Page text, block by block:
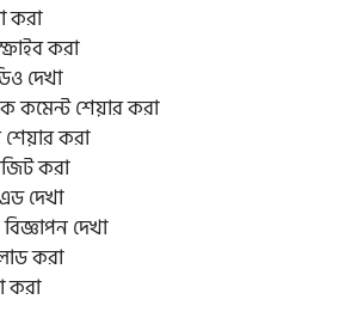
করা
করা
দেখা
কমেন্ট শেয়ার করা
করা
করা
দেখা
দেখা
করা